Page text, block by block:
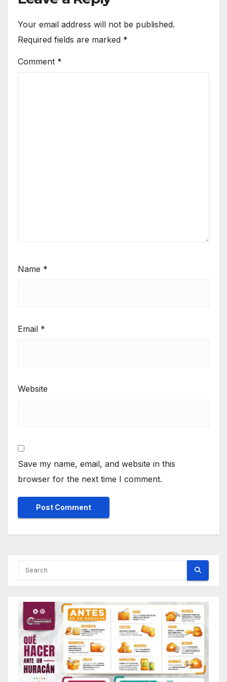
Your email address will not be published.
Required fields are marked *
Comment *
Name *
Email *
Website
Save my name, email, and website in this
browser for the next time I comment.